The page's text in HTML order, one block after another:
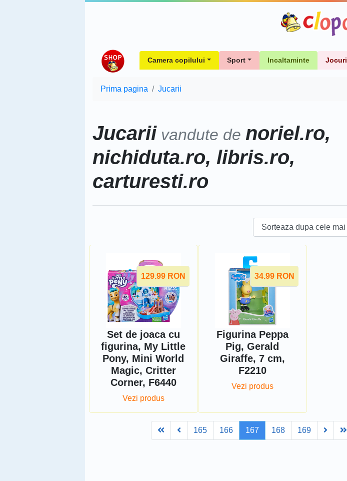
Camera copilului Sport Incaltaminte Jocuri
Prima pagina Jucarii
Jucarii vandute de noriel.ro,
nichiduta.ro, libris.ro,
carturesti.ro
129.99 RON
Set de joaca cu
figurina, My Little
Pony, Mini World
Magic, Critter
Corner, F6440
Vezi produs
34.99 RON
Figurina Peppa
Pig, Gerald
Giraffe, 7 cm,
F2210
Vezi produs
FirstPrev165 166 167 168 169 Next